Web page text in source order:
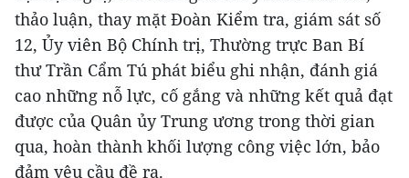
thảo luận, thay mặt Đoàn Kiểm tra, giám sát số
12, Ủy viên Bộ Chính trị, Thường trực Ban Bí
thư Trần Cẩm Tú phát biểu ghi nhận, đánh giá
cao những nỗ lực, cố gắng và những kết quả đạt
được của Quân ủy Trung ương trong thời gian
qua, hoàn thành khối lượng công việc lớn, bảo
đảm yêu cầu đề ra.